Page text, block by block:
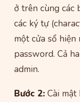
ở trên cùng các
các ký tự
một cửa sổ hiện
password. Cả
admin.
Bước 2: Cài